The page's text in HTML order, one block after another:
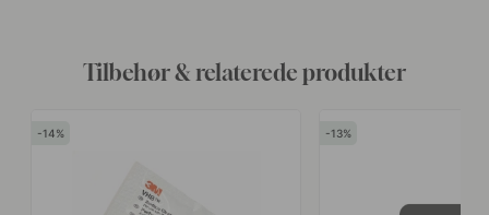
Tilbehør & relaterede produkter
14 13